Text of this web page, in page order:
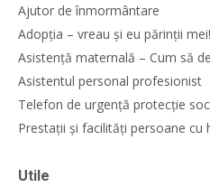
Ajutor de înmormântare
Adopția – vreau și eu părinții mei!
Asistență maternală – Cum să
Asistentul personal profesionist
Telefon de urgență protecție
Prestații și facilități persoane cu
Utile